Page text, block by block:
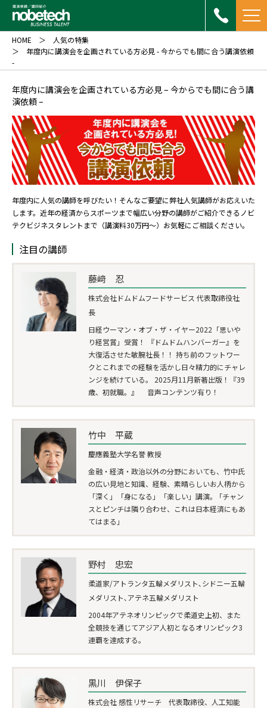
HOME
人気の特集
年度内に講演会を企画されている方必見 - 今からでも間に合う講演依頼
-
年度内に講演会を企画されている方必見 – 今からでも間に合う講
演依頼 –
年度内に人気の講師を呼びたい！そんなご要望に弊社人気講師がお応えいた
します。近年の経済からスポーツまで幅広い分野の講師がご紹介できるノビ
テクビジネスタレントまで（講演料30万円～）お気軽にご相談ください。
注目の講師
藤﨑 忍
株式会社ドムドムフードサービス 代表取締役社
長
日経ウーマン・オブ・ザ・イヤー2022「思いや
り経営賞」受賞！ 『ドムドムハンバーガー』を
大復活させた敏腕社長！！ 持ち前のフットワー
クとこれまでの経験を活かし日々精力的にチャレ
ンジを続けている。 2025月11月新著出版！『39
歳、初就職。』 音声コンテンツ有り！
竹中 平蔵
慶應義塾大学名誉 教授
金融・経済・政治以外の分野においても、竹中氏
の広い見地と知識、経験、素晴らしいお人柄から
「深く」「身になる」「楽しい」講演。 ｢チャン
スとピンチは隣り合わせ、これは日本経済にもあ
てはまる｣
野村 忠宏
柔道家/アトランタ五輪メダリスト､シドニー五輪
メダリスト､アテネ五輪メダリスト
2004年アテネオリンピックで柔道史上初、また
全競技を通じてアジア人初となるオリンピック3
連覇を達成する。
黒川 伊保子
株式会社 感性リサーチ 代表取締役、人工知能